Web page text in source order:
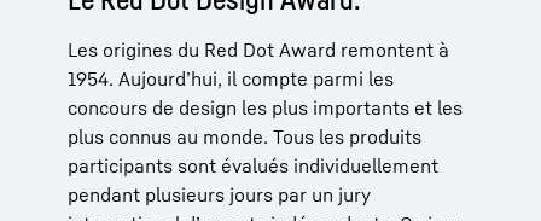
Les origines du Red Dot Award remontent à
1954. Aujourd’hui, il compte parmi les
concours de design les plus importants et les
plus connus au monde. Tous les produits
participants sont évalués individuellement
pendant plusieurs jours par un jury